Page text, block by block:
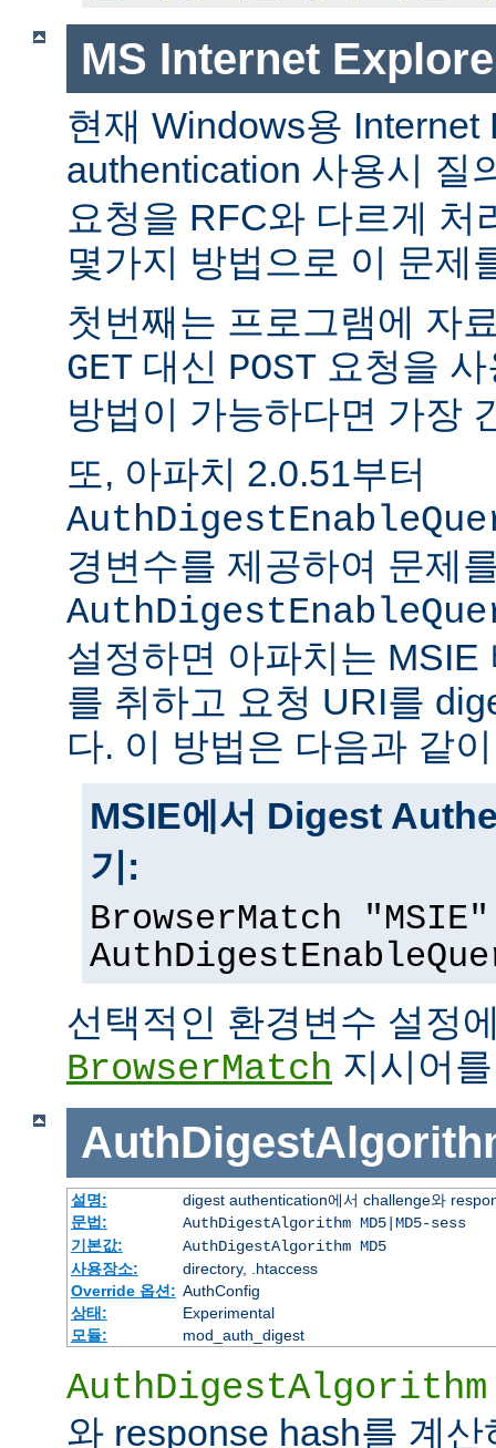
MS Internet
현재 Windows용 Internet
authentication 사용시 질
요청을 RFC와 다르게 처
몇가지 방법으로 이 문제
첫번째는 프로그램에 자
GET 대신 POST 요청을
방법이 가능하다면 가장
또, 아파치 2.0.51부터
경변수를 제공하여 문제
설정하면 아파치는 MSIE
를 취하고 요청 URI를
다. 이 방법은 다음과 같
MSIE에서 Digest
기:
BrowserMatch "MSIE"
선택적인 환경변수 설정
BrowserMatch 지시어
설명:
digest authentication에서 challenge와
문법:
AuthDigestAlgorithm MD5|MD5-sess
기본값:
AuthDigestAlgorithm MD5
사용장소:
directory, .htaccess
Override 옵션: AuthConfig
상태:
Experimental
모듈:
mod_auth_digest
AuthDigestAlgorithm
와 response hash를 계